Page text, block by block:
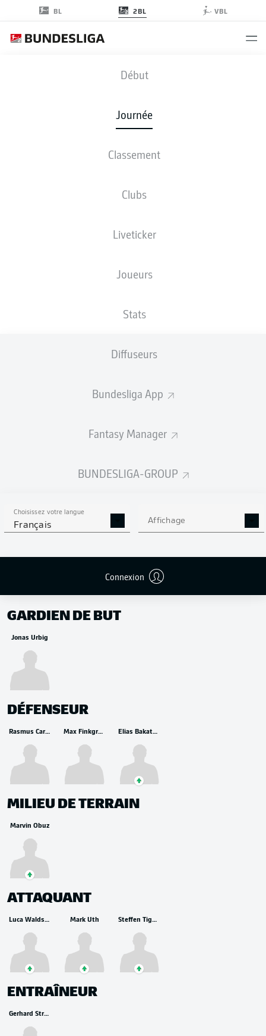
BL 2BL VBL
Début
Journée
Classement
Clubs
Liveticker
Joueurs
Stats
Diffuseurs
Bundesliga App
Fantasy Manager
BUNDESLIGA-GROUP
Choisissez votre langue
Français Affichage
Connexion
KOE- FCN
3 1
COMPOSITIONS STATISTIQUES
LES ONZE DE DÉPART
Marvin Schwäbe
Dejan Ljubicic
Denis Huseinbašić
Linton Maina
REMPLAÇANTS
GARDIEN DE BUT
Jonas Urbig
DÉFENSEUR
Rasmus Carstensen Max Finkgräfe Elias Bakatukanda
MILIEU DE TERRAIN
Marvin Obuz
ATTAQUANT
Luca Waldschmidt Mark Uth Steffen Tigges
ENTRAÎNEUR
Gerhard Struber